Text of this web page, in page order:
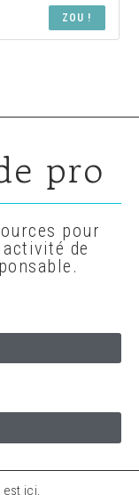
ZOU !
pro
pour
de
est ici,